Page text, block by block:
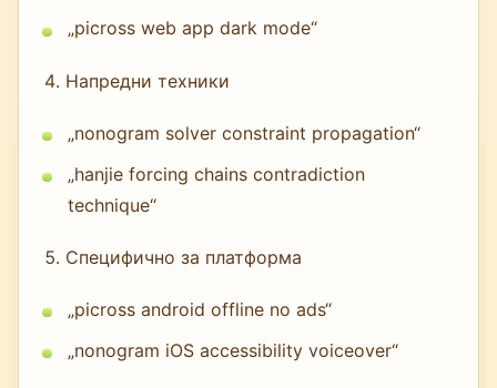
„picross web app dark mode“
Напредни техники
„nonogram solver constraint propagation“
„hanjie forcing chains contradiction
technique“
Специфично за платформа
„picross android offline no ads“
„nonogram iOS accessibility voiceover“